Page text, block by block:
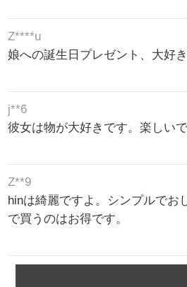
Z****u
娘への誕生日プレゼント、大好き
j**6
彼女は物が大好きです。楽しい
Z**9
hinは綺麗ですよ。シンプルでお
で買うのはお得です。